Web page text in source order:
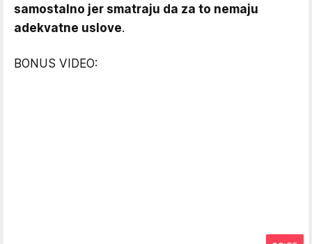
samostalno jer smatraju da za to nemaju
adekvatne uslove.
BONUS VIDEO: